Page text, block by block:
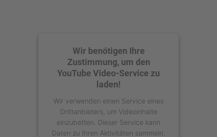
Wir benötigen Ihre
Zustimmung, um den
YouTube Video-Service zu
laden!
Wir verwenden einen Service eines
Drittanbieters, um Videoinhalte
einzubetten. Dieser Service kann
Daten zu Ihren Aktivitäten sammeln.